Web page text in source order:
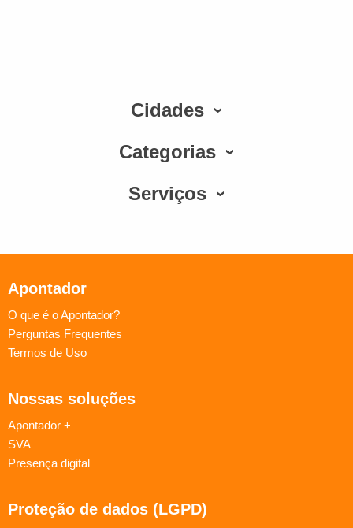
Cidades
Categorias
Serviços
Apontador
O que é o Apontador?
Perguntas Frequentes
Termos de Uso
Nossas soluções
Apontador +
SVA
Presença digital
Proteção de dados (LGPD)